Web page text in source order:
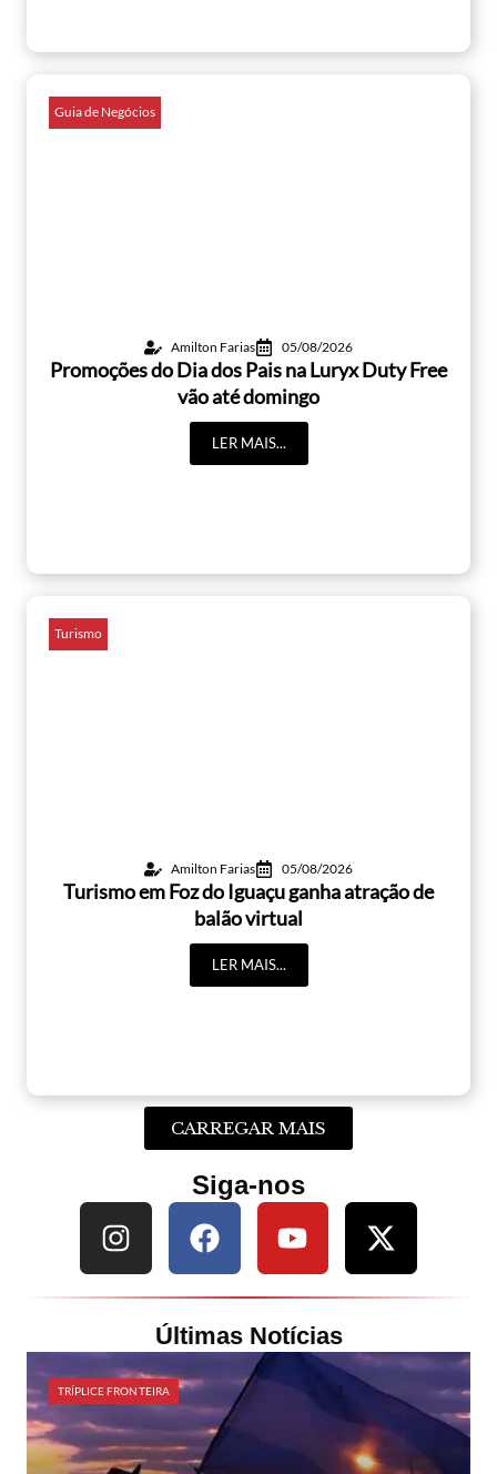
Guia de Negócios
Amilton Farias 05/08/2026
Promoções do Dia dos Pais na Luryx Duty Free
vão até domingo
LER MAIS...
Turismo
Amilton Farias 05/08/2026
Turismo em Foz do Iguaçu ganha atração de
balão virtual
LER MAIS...
CARREGAR MAIS
Siga-nos
Últimas Notícias
TRÍPLICE FRONTEIRA